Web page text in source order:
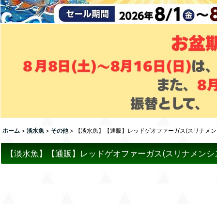
ホーム > 淡水魚 > その他 > 【淡水魚】【通販】レッドゲオファーガス(スリナ
【淡水魚】【通販】レッドゲオファーガス(スリナメ